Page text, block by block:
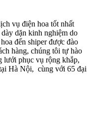
vụ điện hoa tốt nhất
dặn kinh nghiệm do
đến shiper được đào
hàng, chúng tôi tự hào
lưới phục vụ rộng khắp,
Hà Nội, cùng với 65 đại